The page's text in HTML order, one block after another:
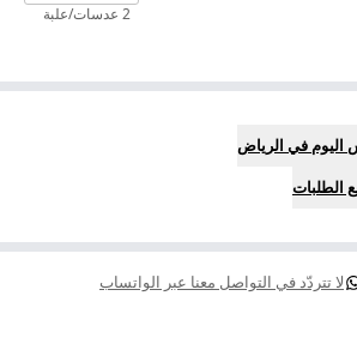
2 عدسات/علبة
في الرياض
الطلبات
لا تتردّد في التواصل معنا عبر الواتساب